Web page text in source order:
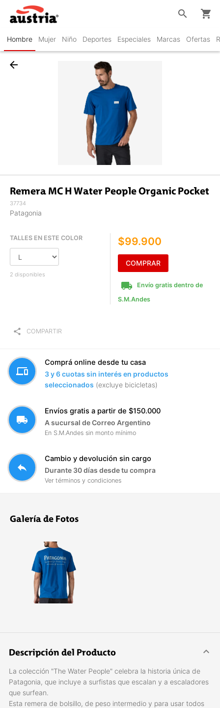
Hombre Mujer Niño Deportes Especiales Marcas Ofertas
search shopping_cart
arrow_back
Remera MC H Water People Organic Pocket
37734
Patagonia
TALLES EN ESTE COLOR
2 disponibles
$99.900
COMPRAR
local_shipping
Envío gratis dentro de
S.M.Andes
share COMPARTIR
devices
Comprá online desde tu casa
3 y 6 cuotas sin interés en productos
seleccionados (excluye bicicletas)
local_shipping
Envíos gratis a partir de $150.000
A sucursal de Correo Argentino
En S.M.Andes sin monto mínimo
reply
Cambio y devolución sin cargo
Durante 30 días desde tu compra
Ver términos y condiciones
Galería de Fotos
Descripción del Producto
La colección "The Water People" celebra la historia única de
Patagonia, que incluye a surfistas que escalan y a escaladores
que surfean.
Esta remera de bolsillo, de peso intermedio y para usar todos